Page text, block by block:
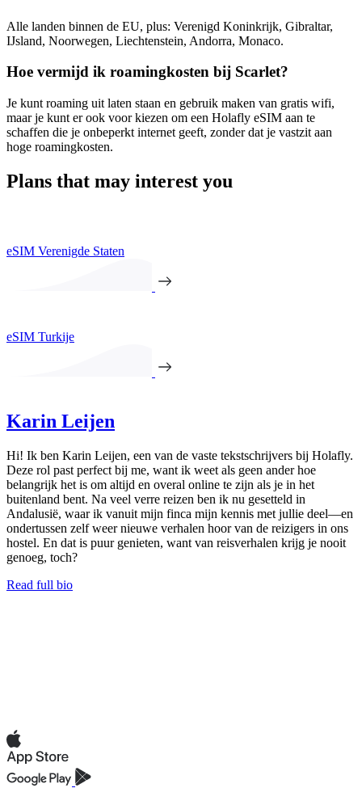
Alle landen binnen de EU, plus: Verenigd Koninkrijk, Gibraltar,
IJsland, Noorwegen, Liechtenstein, Andorra, Monaco.
Hoe vermijd ik roamingkosten bij Scarlet?
Je kunt roaming uit laten staan en gebruik maken van gratis wifi,
maar je kunt er ook voor kiezen om een Holafly eSIM aan te
schaffen die je onbeperkt internet geeft, zonder dat je vastzit aan
hoge roamingkosten.
Plans that may interest you
eSIM Verenigde Staten
eSIM Turkije
Karin Leijen
Hi! Ik ben Karin Leijen, een van de vaste tekstschrijvers bij Holafly.
Deze rol past perfect bij me, want ik weet als geen ander hoe
belangrijk het is om altijd en overal online te zijn als je in het
buitenland bent. Na veel verre reizen ben ik nu gesetteld in
Andalusië, waar ik vanuit mijn finca mijn kennis met jullie deel—en
ondertussen zelf weer nieuwe verhalen hoor van de reizigers in ons
hostel. En dat is puur genieten, want van reisverhalen krijg je nooit
genoeg, toch?
Read full bio